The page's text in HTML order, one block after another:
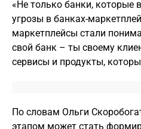
«Не только банки, которые
угрозы в банках-
маркетплейсы стали
свой банк – ты своему
сервисы и продукты,
По словам Ольги
этапом может стать